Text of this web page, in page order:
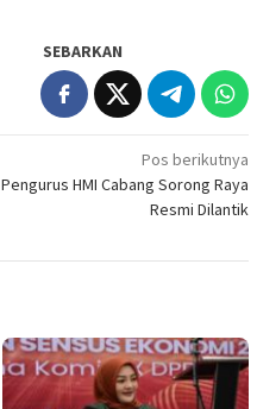
SEBARKAN
Pos berikutnya
Pengurus HMI Cabang Sorong Raya
Resmi Dilantik